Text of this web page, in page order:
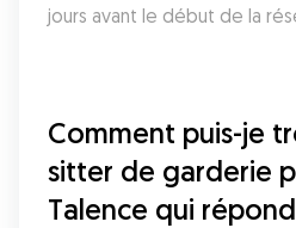
jours avant le début de la
Comment puis-je
sitter de garderie
Talence qui